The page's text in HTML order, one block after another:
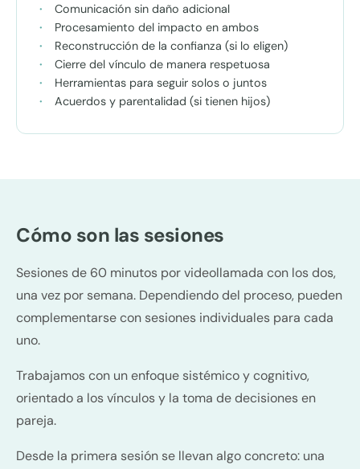
Comunicación sin daño adicional
Procesamiento del impacto en ambos
Reconstrucción de la confianza (si lo eligen)
Cierre del vínculo de manera respetuosa
Herramientas para seguir solos o juntos
Acuerdos y parentalidad (si tienen hijos)
Cómo son las sesiones
Sesiones de 60 minutos por videollamada con los dos,
una vez por semana. Dependiendo del proceso, pueden
complementarse con sesiones individuales para cada
uno.
Trabajamos con un enfoque sistémico y cognitivo,
orientado a los vínculos y la toma de decisiones en
pareja.
Desde la primera sesión se llevan algo concreto: una